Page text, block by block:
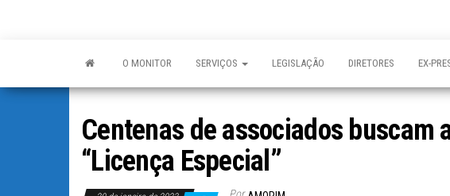
O MONITOR SERVIÇOS LEGISLAÇÃO DIRETORES EX-
Centenas de associados buscam
“Licença Especial”